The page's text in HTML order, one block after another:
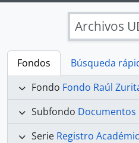
Archivos
Fondos
Búsqueda
Fondo Fondo Raúl
Subfondo Documentos
Serie Registro